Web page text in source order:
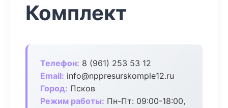
Комплект
Телефон: 8 (961) 253 53 12
Email: info@nppresurskomple12.ru
Город: Псков
Режим работы: Пн-Пт: 09:00-18:00,